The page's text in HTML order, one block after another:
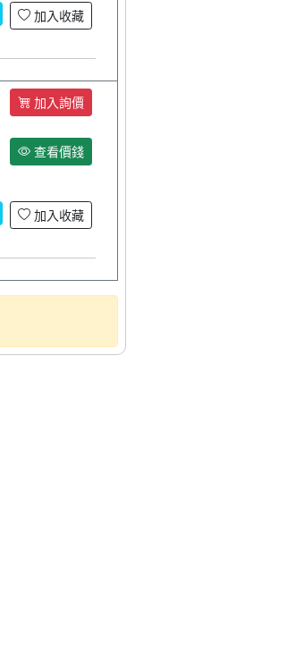
加入收藏
加入詢價
查看價錢
加入收藏